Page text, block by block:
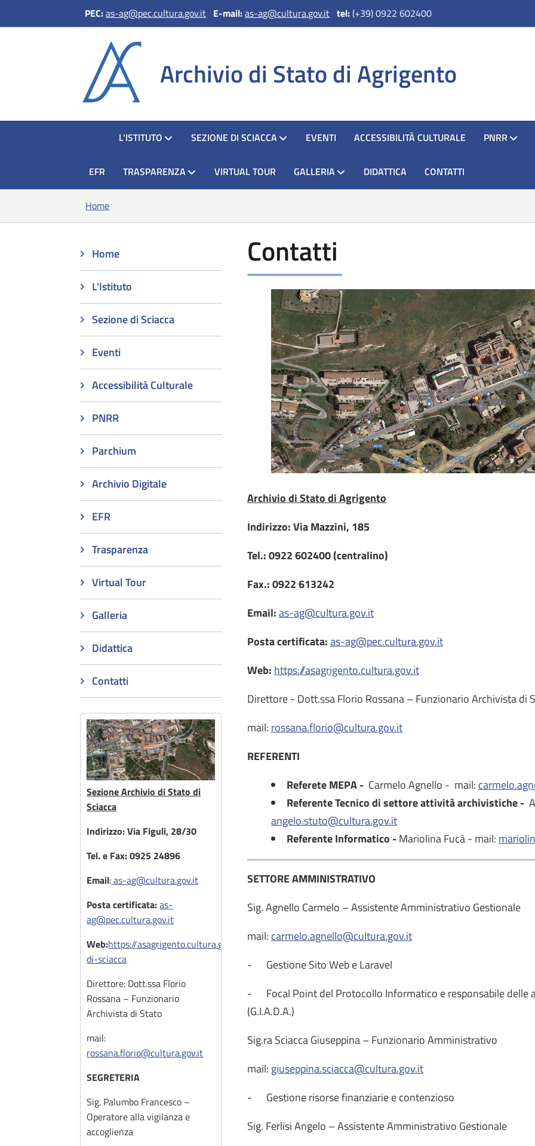
PEC:as-ag@pec.cultura.gov.it E-mail:as-ag@cultura.gov.it tel:(+39) 0922 602400
Archivio di Stato di Agrigento
HOMEL'ISTITUTO SEZIONE DI SCIACCA EVENTI ACCESSIBILITÀ CULTURALE PNRR
EFR TRASPARENZA VIRTUAL TOUR GALLERIA DIDATTICA CONTATTI
Home
Home
L'Istituto
Sezione di Sciacca
Eventi
Accessibilità Culturale
PNRR
Parchium
Archivio Digitale
EFR
Trasparenza
Virtual Tour
Galleria
Didattica
Contatti
Sezione Archivio di Stato di
Sciacca
Indirizzo: Via Figuli, 28/30
Tel. e Fax: 0925 24896
Email:as-ag@cultura.gov.it
Posta certificata:as-
ag@pec.cultura.gov.it
Web:https://asagrigento.cultura.gov.it/sezione-
di-sciacca
Direttore: Dott.ssa Florio
Rossana – Funzionario
Archivista di Stato
mail:
rossana.florio@cultura.gov.it
SEGRETERIA
Sig. Palumbo Francesco –
Operatore alla vigilanza e
accoglienza
Contatti
Archivio di Stato di Agrigento
Indirizzo: Via Mazzini, 185
Tel.: 0922 602400 (centralino)
Fax.: 0922 613242
Email:as-ag@cultura.gov.it
Posta certificata:as-ag@pec.cultura.gov.it
Web: https://asagrigento.cultura.gov.it
Direttore - Dott.ssa Florio Rossana – Funzionario Archivista di
mail: rossana.florio@cultura.gov.it
REFERENTI
Referete MEPA - Carmelo Agnello - mail:
Referente Tecnico di settore attività archivistiche -
angelo.stuto@cultura.gov.it
Referente Informatico -Mariolina Fucà - mail:
SETTORE AMMINISTRATIVO
Sig. Agnello Carmelo – Assistente Amministrativo Gestionale
mail: carmelo.agnello@cultura.gov.it
- Gestione Sito Web e Laravel
- Focal Point del Protocollo Informatico e responsabile delle
(G.I.A.D.A.)
Sig.ra Sciacca Giuseppina – Funzionario Amministrativo
mail: giuseppina.sciacca@cultura.gov.it
- Gestione risorse finanziarie e contenzioso
Sig. Ferlisi Angelo – Assistente Amministrativo Gestionale